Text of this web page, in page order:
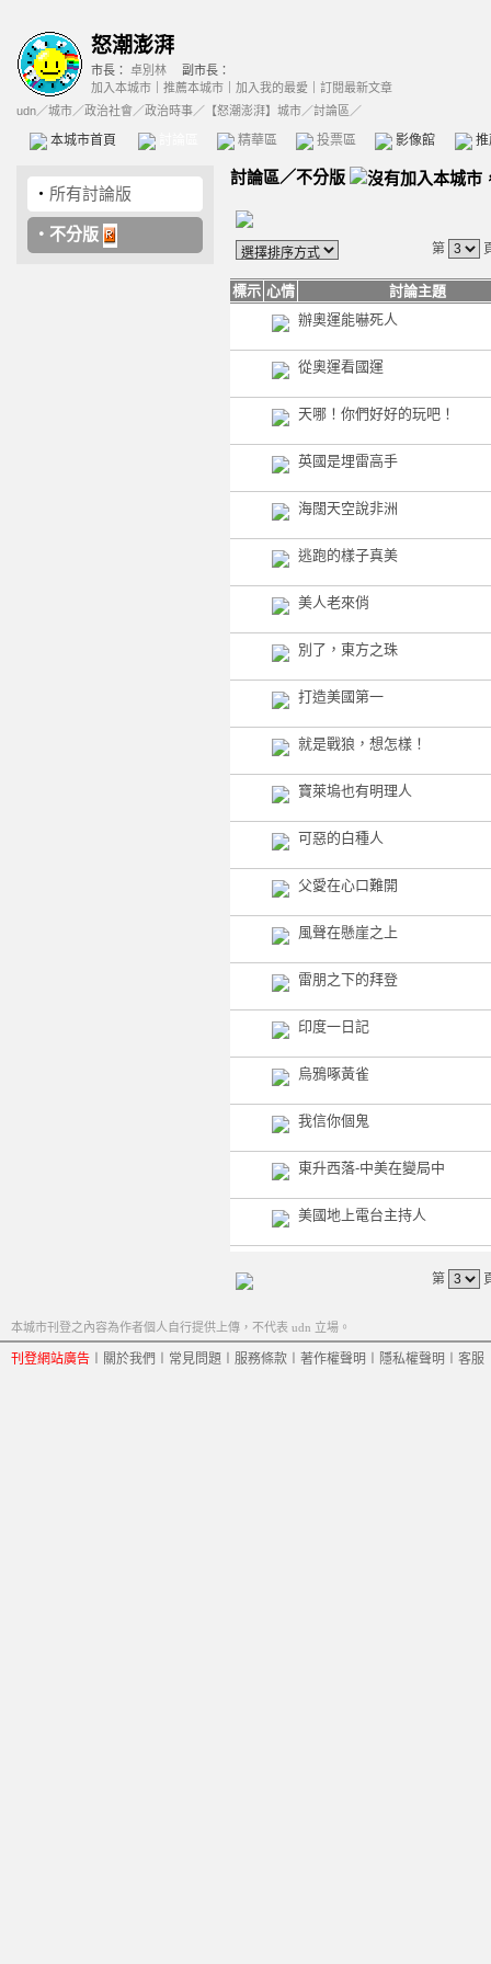
怒潮澎湃
市長： 卓別林
副市長：
加入本城市
推薦本城市 加入我的最愛
訂閱最新文章
udn／城市／政治社會／政治時事／ 【怒潮澎湃】城市／討論區／
本城市首頁 精華區 投票區 影像館
‧ 所有討論版
‧ 不分版
討論區／不分版
第
標示 心情
討論主題
辦奧運能嚇死人
從奧運看國運
天哪！你們好好的玩吧！
英國是埋雷高手
海闊天空說非洲
逃跑的樣子真美
美人老來俏
別了，東方之珠
打造美國第一
就是戰狼，想怎樣！
寶萊塢也有明理人
可惡的白種人
父愛在心口難開
風聲在懸崖之上
雷朋之下的拜登
印度一日記
烏鴉啄黃雀
我信你個鬼
東升西落-中美在變局中
美國地上電台主持人
第
本城市刊登之內容為作者個人自行提供上傳，不代表 udn 立場。
刊登網站廣告 關於我們 常見問題 服務條款 著作權聲明 隱私權聲明 客服